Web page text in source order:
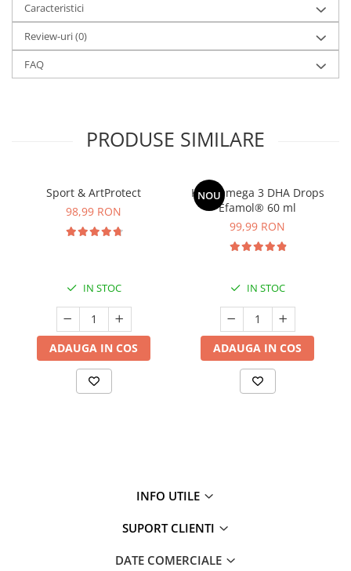
Caracteristici
Review-uri(0)
FAQ
PRODUSE SIMILARE
Sport & ArtProtect
98,99 RON
IN STOC
ADAUGA IN COS
NOU
Kids Omega 3 DHA Drops
Efamol® 60 ml
99,99 RON
IN STOC
ADAUGA IN COS
INFO UTILE
SUPORT CLIENTI
DATE COMERCIALE